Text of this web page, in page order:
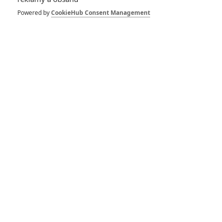
psaní má pustit sám. Jisto jistě budeme sledovat nějakou
loupež, jak je v sérii zvykem.
Powered byCookieHub Consent Management